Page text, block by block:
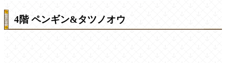
4階 ペンギン&タツノオウ